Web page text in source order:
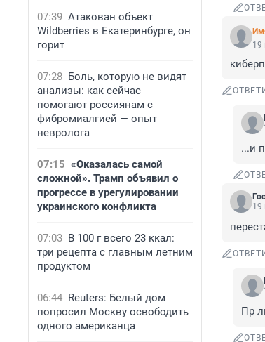
07:39 Атакован объект
Wildberries в Екатеринбурге, он
горит
07:28 Боль, которую не видят
анализы: как сейчас
помогают россиянам с
фибромиалгией — опыт
невролога
07:15 «Оказалась самой
сложной». Трамп объявил о
прогрессе в урегулировании
украинского конфликта
07:03 В 100 г всего 23 ккал:
три рецепта с главным летним
продуктом
06:44 Reuters: Белый дом
попросил Москву освободить
одного американца
19
...и
19
Пр